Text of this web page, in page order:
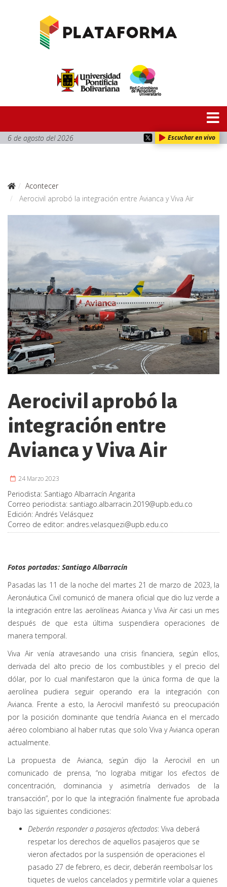
6 de agosto del 2026 Escuchar en vivo
Acontecer
Aerocivil aprobó la integración entre Avianca y Viva Air
Aerocivil aprobó la
integración entre
Avianca y Viva Air
24 Marzo 2023
Periodista: Santiago Albarracín Angarita
Correo periodista: santiago.albarracin.2019@upb.edu.co
Edición: Andrés Velásquez
Correo de editor: andres.velasquezi@upb.edu.co
Fotos portadas: Santiago Albarracín
Pasadas las 11 de la noche del martes 21 de marzo de 2023, la
Aeronáutica Civil comunicó de manera oficial que dio luz verde a
la integración entre las aerolíneas Avianca y Viva Air casi un mes
después de que esta última suspendiera operaciones de
manera temporal.
Viva Air venía atravesando una crisis financiera, según ellos,
derivada del alto precio de los combustibles y el precio del
dólar, por lo cual manifestaron que la única forma de que la
aerolínea pudiera seguir operando era la integración con
Avianca. Frente a esto, la Aerocivil manifestó su preocupación
por la posición dominante que tendría Avianca en el mercado
aéreo colombiano al haber rutas que solo Viva y Avianca operan
actualmente.
La propuesta de Avianca, según dijo la Aerocivil en un
comunicado de prensa, “no lograba mitigar los efectos de
concentración, dominancia y asimetría derivados de la
transacción”, por lo que la integración finalmente fue aprobada
bajo las siguientes condiciones:
Deberán responder a pasajeros afectados: Viva deberá
respetar los derechos de aquellos pasajeros que se
vieron afectados por la suspensión de operaciones el
pasado 27 de febrero, es decir, deberán reembolsar los
tiquetes de vuelos cancelados y permitirle volar a quienes